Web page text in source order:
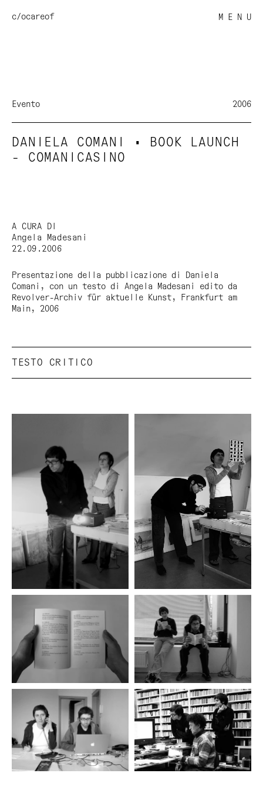
c/ocareof M E N U
Evento 2006
DANIELA COMANI • BOOK LAUNCH
- COMANICASINO
A CURA DI
Angela Madesani
22.09.2006
Presentazione della pubblicazione di Daniela
Comani, con un testo di Angela Madesani edito da
Revolver-Archiv für aktuelle Kunst, Frankfurt am
Main, 2006
TESTO CRITICO
(tratto da: Comanicasino, Revolver-Archiv für
Se fosse possibile osservare con uno sguardo
d’insieme, attraverso un grandangolo molto
allargato, il lavoro di Daniela Comani si
potrebbero scorgere dei filoni, delle trame che si
sviluppano nel corso del tempo con coerenza, ma
anche con una sorta di positiva ossessione.
Una delle trame che è possibile percorrere è quella
dell’indefinibilità del circostante. In
DoubleDrawings (1995-2005), disegni semplicissimi
su carta da lucido l’immagine non è immediatamente
leggibile. Più immagini, infatti, si sovrappongono.
La lettura in questo modo è resa più complessa: il
riferimento al pensiero, alle diverse sfaccettature
In un video del 1994 Mosca-Tokyo le immagini del
tragitto della Transiberiana, che Comani aveva
percorso, sono sovrapposte a quelle delle masse di
persone che si muovono veloci nelle strade di
Mosca.
La realtà non è immediatamente leggibile, necessita
di attenzione, di discernimento. Il tempo che
normalmente si dedica alla comprensione delle cose
è troppo poco, le pause di riflessione sempre più
risicate. Come se non ci fosse il tempo per la
noia, per gli sguardi, per le soste. Si tende alla
semplificazione, alla riduzione senza problemi di
sorta: così tutto risulta più veloce, all’insegna
del funzionalismo e della praticità.
Confusione, difficoltà di interpretazione è anche
in Comunicazione vs estraniamento del 1993, in cui